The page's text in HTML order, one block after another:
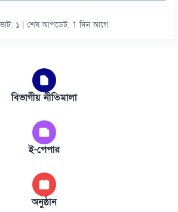
১ | শেষ আপডেট: 1 দিন আগে
বিভাগীয় নীতিমালা
ই-পেপার
অনুষ্ঠান